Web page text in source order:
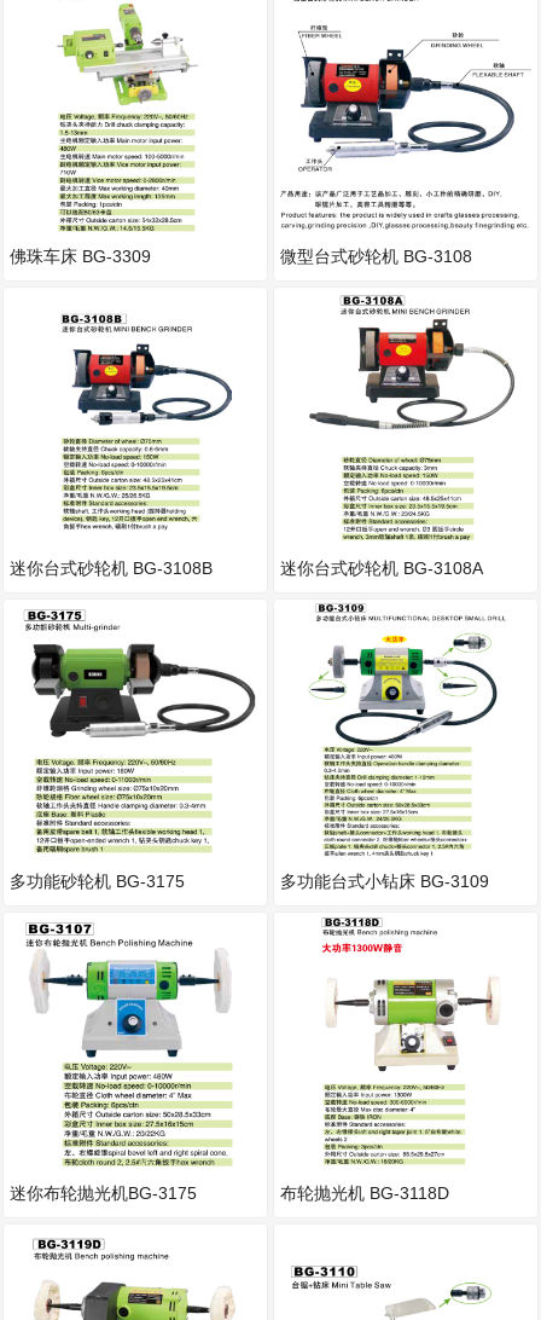
佛珠车床 BG-3309
迷你台式砂轮机 BG-3108B
多功能砂轮机 BG-3175
迷你布轮抛光机BG-3175
微型台式砂轮机 BG-3108
迷你台式砂轮机 BG-3108A
多功能台式小钻床 BG-3109
布轮抛光机 BG-3118D